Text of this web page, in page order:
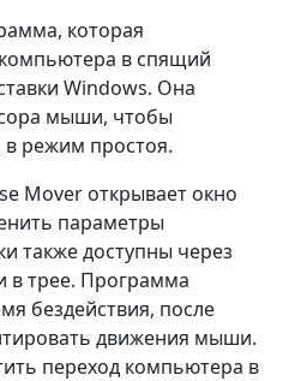
которая
в спящий
Windows. Она
мыши, чтобы
режим простоя.
Mover открывает окно
параметры
также доступны через
в трее. Программа
бездействия, после
движения мыши.
переход компьютера в